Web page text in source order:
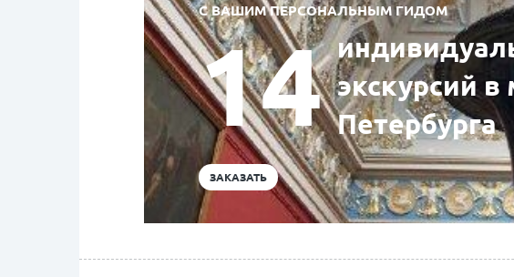
С ВАШИМ ПЕРСОНАЛЬНЫМ ГИДОМ
14 экскурсий в
Петербурга
ЗАКАЗАТЬ